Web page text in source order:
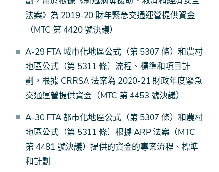
法案》為 2019-20 財年緊急交通運營提供資金
（MTC 第 4420 號決議）
A-29 FTA 城市化地區公式（第 5307 條）和農村
地區公式（第 5311 條）流程、標準和項目計
劃，根據 CRRSA 法案為 2020-21 財政年度緊急
交通運營提供資金（MTC 第 4453 號決議）
A-30 FTA 都市化地區公式（第 5307 條）和農村
地區公式（第 5311 條）根據 ARP 法案（MTC
第 4481 號決議）提供的資金的專案流程、標準
和計劃